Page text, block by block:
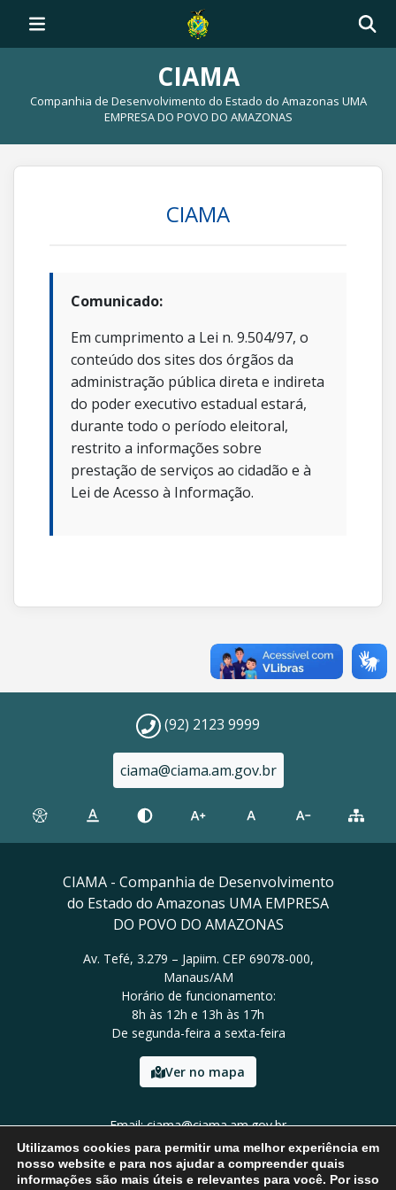
CIAMA
Companhia de Desenvolvimento do Estado do Amazonas UMA
EMPRESA DO POVO DO AMAZONAS
CIAMA
Comunicado:
Em cumprimento a Lei n. 9.504/97, o
conteúdo dos sites dos órgãos da
administração pública direta e indireta
do poder executivo estadual estará,
durante todo o período eleitoral,
restrito a informações sobre
prestação de serviços ao cidadão e à
Lei de Acesso à Informação.
(92) 2123 9999
ciama@ciama.am.gov.br
CIAMA - Companhia de Desenvolvimento
do Estado do Amazonas UMA EMPRESA
DO POVO DO AMAZONAS
Av. Tefé, 3.279 – Japiim. CEP 69078-000,
Manaus/AM
Horário de funcionamento:
8h às 12h e 13h às 17h
De segunda-feira a sexta-feira
Ver no mapa
Email: ciama@ciama.am.gov.br
Tel: (92) 2123 9999
Utilizamos cookies para permitir uma melhor experiência em
nosso website e para nos ajudar a compreender quais
informações são mais úteis e relevantes para você. Por isso